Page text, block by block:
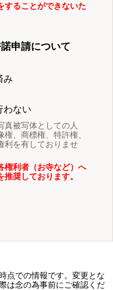
することができないた
申請について
み
わない
被写体としての人
、商標権、特許権、
利を有しておりませ
権利者（お寺など）へ
奨しております。
点での情報です。変更とな
は念の為事前にご確認くだ